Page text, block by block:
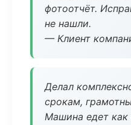
фотоотчёт.
не нашли.
— Клиент
Делал
срокам,
Машина едет как